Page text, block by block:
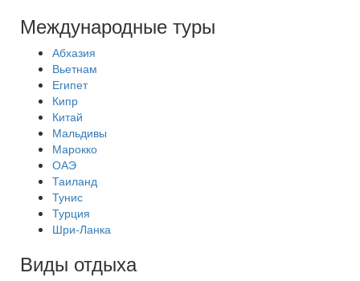
Международные туры
Абхазия
Вьетнам
Египет
Кипр
Китай
Мальдивы
Марокко
ОАЭ
Таиланд
Тунис
Турция
Шри-Ланка
Виды отдыха